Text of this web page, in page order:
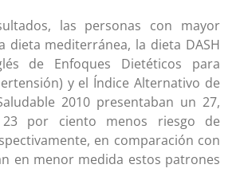
las personas con mayor
dieta mediterránea, la dieta DASH
de Enfoques Dietéticos para
y el Índice Alternativo de
2010 presentaban un 27,
por ciento menos riesgo de
en comparación con
en menor medida estos patrones